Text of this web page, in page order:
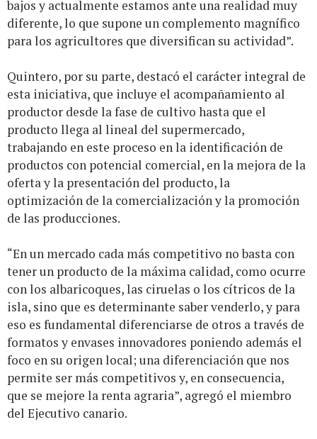
bajos y actualmente estamos ante una realidad muy
diferente, lo que supone un complemento magnífico
para los agricultores que diversifican su actividad”.
Quintero, por su parte, destacó el carácter integral de
esta iniciativa, que incluye el acompañamiento al
productor desde la fase de cultivo hasta que el
producto llega al lineal del supermercado,
trabajando en este proceso en la identificación de
productos con potencial comercial, en la mejora de la
oferta y la presentación del producto, la
optimización de la comercialización y la promoción
de las producciones.
“En un mercado cada más competitivo no basta con
tener un producto de la máxima calidad, como ocurre
con los albaricoques, las ciruelas o los cítricos de la
isla, sino que es determinante saber venderlo, y para
eso es fundamental diferenciarse de otros a través de
formatos y envases innovadores poniendo además el
foco en su origen local; una diferenciación que nos
permite ser más competitivos y, en consecuencia,
que se mejore la renta agraria”, agregó el miembro
del Ejecutivo canario.